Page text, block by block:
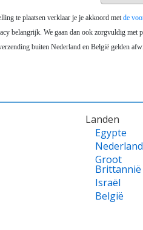
Landen
Egypte
Nederland
Groot
Brittannië
Israël
België